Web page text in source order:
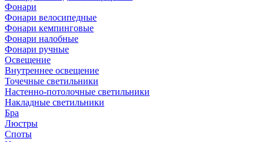
Фонари
Фонари велосипедные
Фонари кемпинговые
Фонари налобные
Фонари ручные
Освещение
Внутреннее освещение
Точечные светильники
Настенно-потолочные светильники
Накладные светильники
Бра
Люстры
Споты